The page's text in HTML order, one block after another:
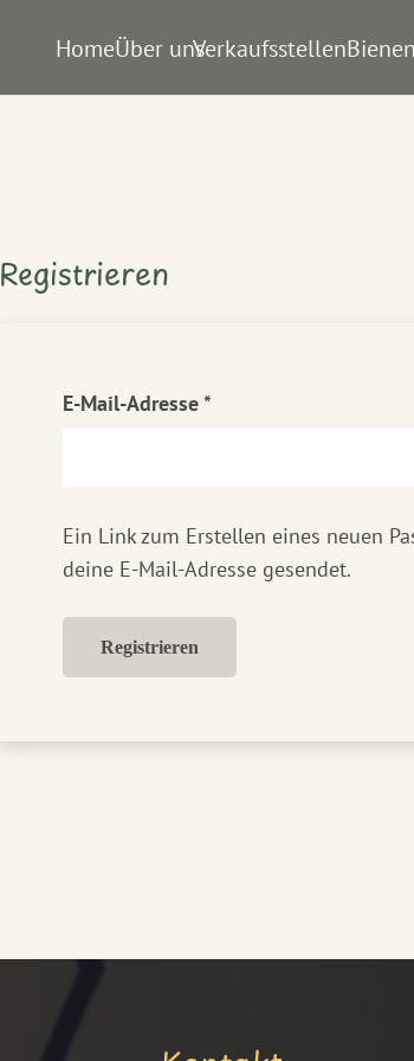
HomeÜber unsVerkaufsstellen
Registrieren
E-Mail-Adresse*Erforderlich
Ein Link zum Erstellen eines neuen
deine E-Mail-Adresse gesendet.
Registrieren